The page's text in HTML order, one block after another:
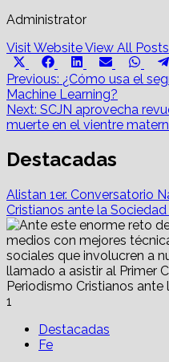
Administrator
Visit WebsiteView All Posts
Share
on
(Twitter)
Share
on
Facebook
Share
on
LinkedIn
Share
on
Email
Share
on
Post
navigation
Previous: ¿Cómo usa el
Machine Learning?
Next: SCJN aprovecha
muerte en el vientre
Destacadas
Alistan 1er. Conversatorio
Cristianos ante la
1
Destacadas
Fe